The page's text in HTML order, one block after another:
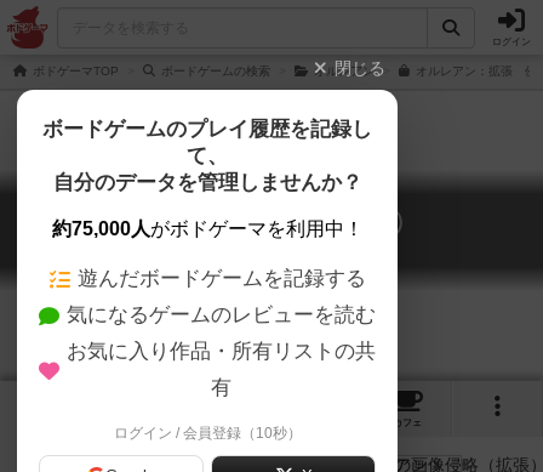
ログイン
ボドゲーマTOP ボードゲームの検索 オルレアン オルレアン：拡張 侵
オルレアン：侵略（拡張）
Orléans: Invasion
カフェ
閉じる
ボードゲームのプレイ履歴を記録し
て、
自分のデータを管理しませんか？
約75,000人がボドゲーマを利用中！
遊んだボードゲームを記録する
気になるゲームのレビューを読む
お気に入り作品・所有リストの共
有
ログイン / 会員登録（10秒）